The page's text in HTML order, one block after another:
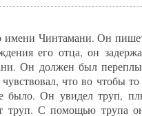
имени Чинтамани. Он
его отца, он
Он должен был
что во чтобы
было. Он увидел труп,
труп. С помощью трупа